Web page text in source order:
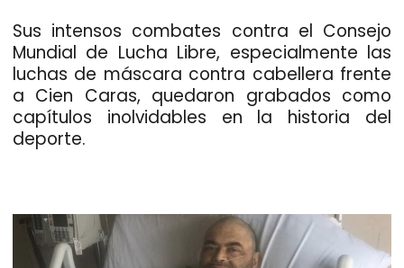
Sus intensos combates contra el Consejo
Mundial de Lucha Libre, especialmente las
luchas de máscara contra cabellera frente
a Cien Caras, quedaron grabados como
capítulos inolvidables en la historia del
deporte.